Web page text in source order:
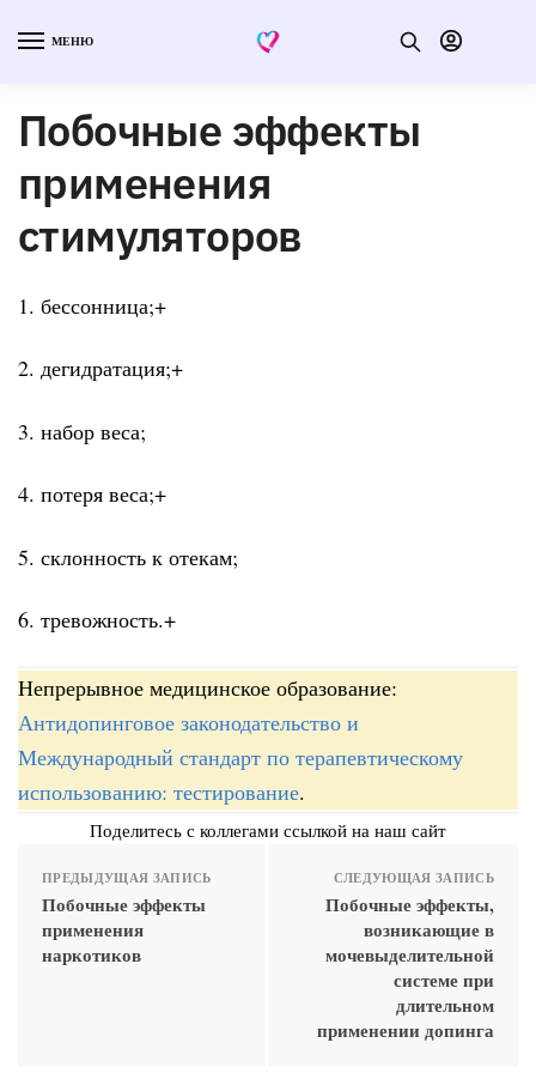
МЕНЮ
Побочные эффекты
применения
стимуляторов
1. бессонница;+
2. дегидратация;+
3. набор веса;
4. потеря веса;+
5. склонность к отекам;
6. тревожность.+
Непрерывное медицинское образование:
Антидопинговое законодательство и
Международный стандарт по терапевтическому
использованию: тестирование.
Поделитесь с коллегами ссылкой на наш сайт
ПРЕДЫДУЩАЯ ЗАПИСЬ
Побочные эффекты
применения
наркотиков
СЛЕДУЮЩАЯ ЗАПИСЬ
Побочные эффекты,
возникающие в
мочевыделительной
системе при
длительном
применении допинга